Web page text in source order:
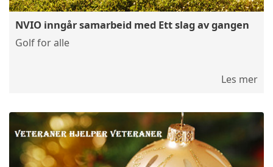
NVIO inngår samarbeid med Ett slag av gangen
Golf for alle
Les mer